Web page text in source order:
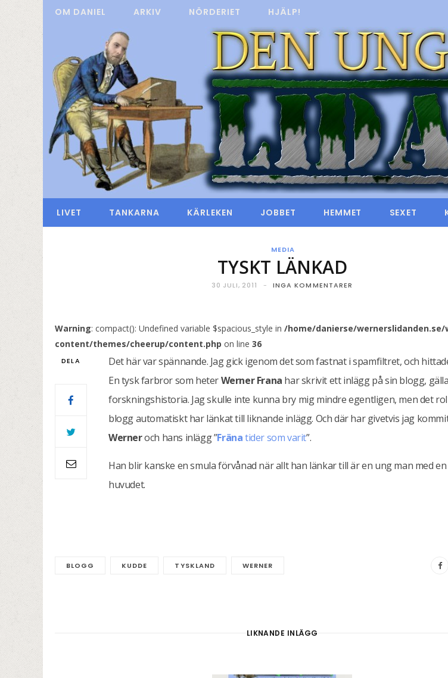
OM DANIEL ARKIV NÖRDERIET HJÄLP!
LIVET TANKARNA KÄRLEKEN JOBBET HEMMET SEXET
MEDIA
TYSKT LÄNKAD
30 JULI, 2011 INGA KOMMENTARER
Warning: compact(): Undefined variable $spacious_style in /home/danierse/wernerslidanden.se/
content/themes/cheerup/content.php on line 36
DELA
Det här var spännande. Jag gick igenom det som fastnat i spamfiltret, och
En tysk farbror som heterWerner Frana har skrivit ett inlägg på sin blogg,
forskningshistoria. Jag skulle inte kunna bry mig mindre egentligen, men det
blogg automatiskt har länkat till liknande inlägg. Och där har givetvis jag
Werneroch hans inlägg ”Fränatider som varit”.
Han blir kanske en smula förvånad när allt han länkar till är en ung man med
huvudet.
BLOGG KUDDE TYSKLAND WERNER
LIKNANDE INLÄGG